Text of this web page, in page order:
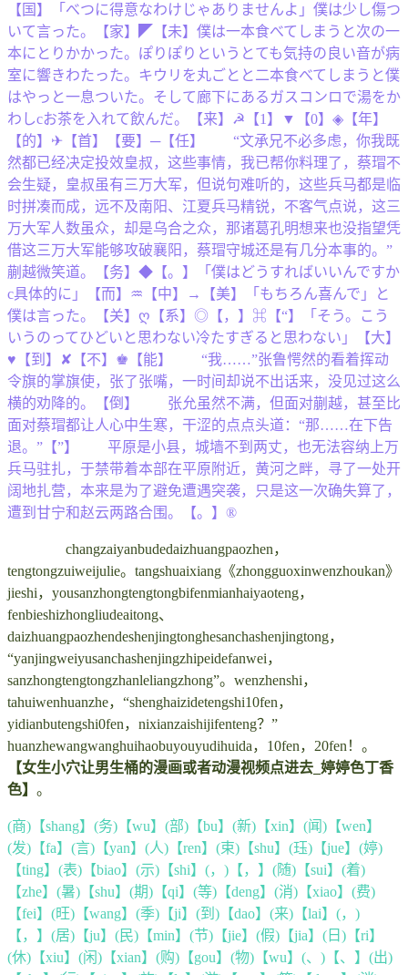
【国】「べつに得意なわけじゃありませんよ」僕は少し傷つ
いて言った。【家】◤【未】僕は一本食べてしまうと次の一
本にとりかかった。ぽりぽりというとても気持の良い音が病
室に響きわたった。キウリを丸ごとと二本食べてしまうと僕
はやっと一息ついた。そして廊下にあるガスコンロで湯をか
わしcお茶を入れて飲んだ。【来】☭【1】▼【0】◈【年】
【的】✈【首】【要】─【任】 “文承兄不必多虑，你我既
然都已经决定投效皇叔，这些事情，我已帮你料理了，蔡瑁不
会生疑，皇叔虽有三万大军，但说句难听的，这些兵马都是临
时拼凑而成，远不及南阳、江夏兵马精锐，不客气点说，这三
万大军人数虽众，却是乌合之众，那诸葛孔明想来也没指望凭
借这三万大军能够攻破襄阳，蔡瑁守城还是有几分本事的。”
蒯越微笑道。【务】◆【。】「僕はどうすればいいんですか
c具体的に」【而】♒【中】→【美】「もちろん喜んで」と
僕は言った。【关】ღ【系】◎【，】⌘【“】「そう。こう
いうのってひどいと思わない冷たすぎると思わない」【大】
♥【到】✘【不】♚【能】 “我……”张鲁愕然的看着挥动
令旗的掌旗使，张了张嘴，一时间却说不出话来，没见过这么
横的劝降的。【倒】 张允虽然不满，但面对蒯越，甚至比
面对蔡瑁都让人心中生寒，干涩的点点头道：“那……在下告
退。”【”】 平原是小县，城墙不到两丈，也无法容纳上万
兵马驻扎，于禁带着本部在平原附近，黄河之畔，寻了一处开
阔地扎营，本来是为了避免遭遇突袭，只是这一次确失算了，
遭到甘宁和赵云两路合围。【。】®
changzaiyanbudedaizhuangpaozhen，
tengtongzuiweijulie。tangshuaixiang《zhongguoxinwenzhoukan》
jieshi，yousanzhongtengtongbifenmianhaiyaoteng，
fenbieshizhongliudeaitong、
daizhuangpaozhendeshenjingtonghesanchashenjingtong，
“yanjingweiyusanchashenjingzhipeidefanwei，
sanzhongtengtongzhanleliangzhong”。wenzhenshi，
tahuiwenhuanzhe，“shenghaizidetengshi10fen，
yidianbutengshi0fen，nixianzaishijifenteng？”
huanzhewangwanghuihaobuyouyudihuida，10fen，20fen！。
【女生小穴让男生桶的漫画或者动漫视频点进去_婷婷色丁香
色】 。
(商)【shang】(务)【wu】(部)【bu】(新)【xin】(闻)【wen】
(发)【fa】(言)【yan】(人)【ren】(束)【shu】(珏)【jue】(婷)
【ting】(表)【biao】(示)【shi】(，)【，】(随)【sui】(着)
【zhe】(暑)【shu】(期)【qi】(等)【deng】(消)【xiao】(费)
【fei】(旺)【wang】(季)【ji】(到)【dao】(来)【lai】(，)
【，】(居)【ju】(民)【min】(节)【jie】(假)【jia】(日)【ri】
(休)【xiu】(闲)【xian】(购)【gou】(物)【wu】(、)【、】(出)